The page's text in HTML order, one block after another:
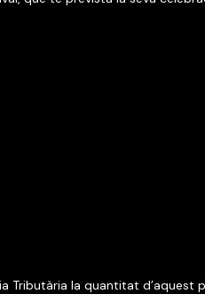
Tributària la quantitat d’aquest